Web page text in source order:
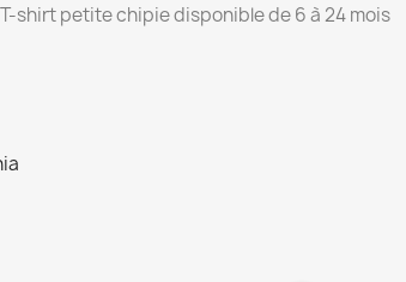
T-shirt petite chipie disponible de 6 à 24 mois